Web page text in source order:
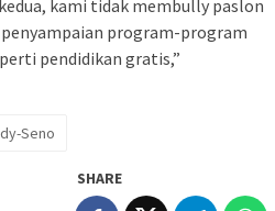
kami tidak membully paslon
penyampaian program-program
pendidikan gratis,”
Seno
SHARE